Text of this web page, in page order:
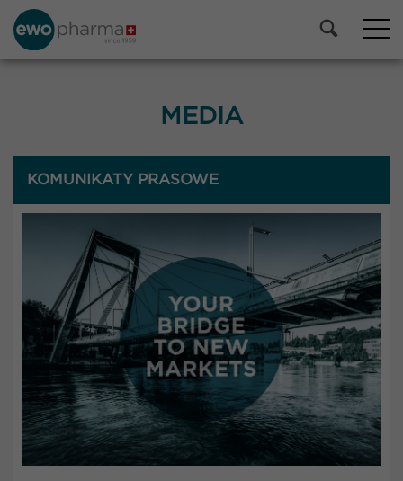
MEDIA
KOMUNIKATY PRASOWE